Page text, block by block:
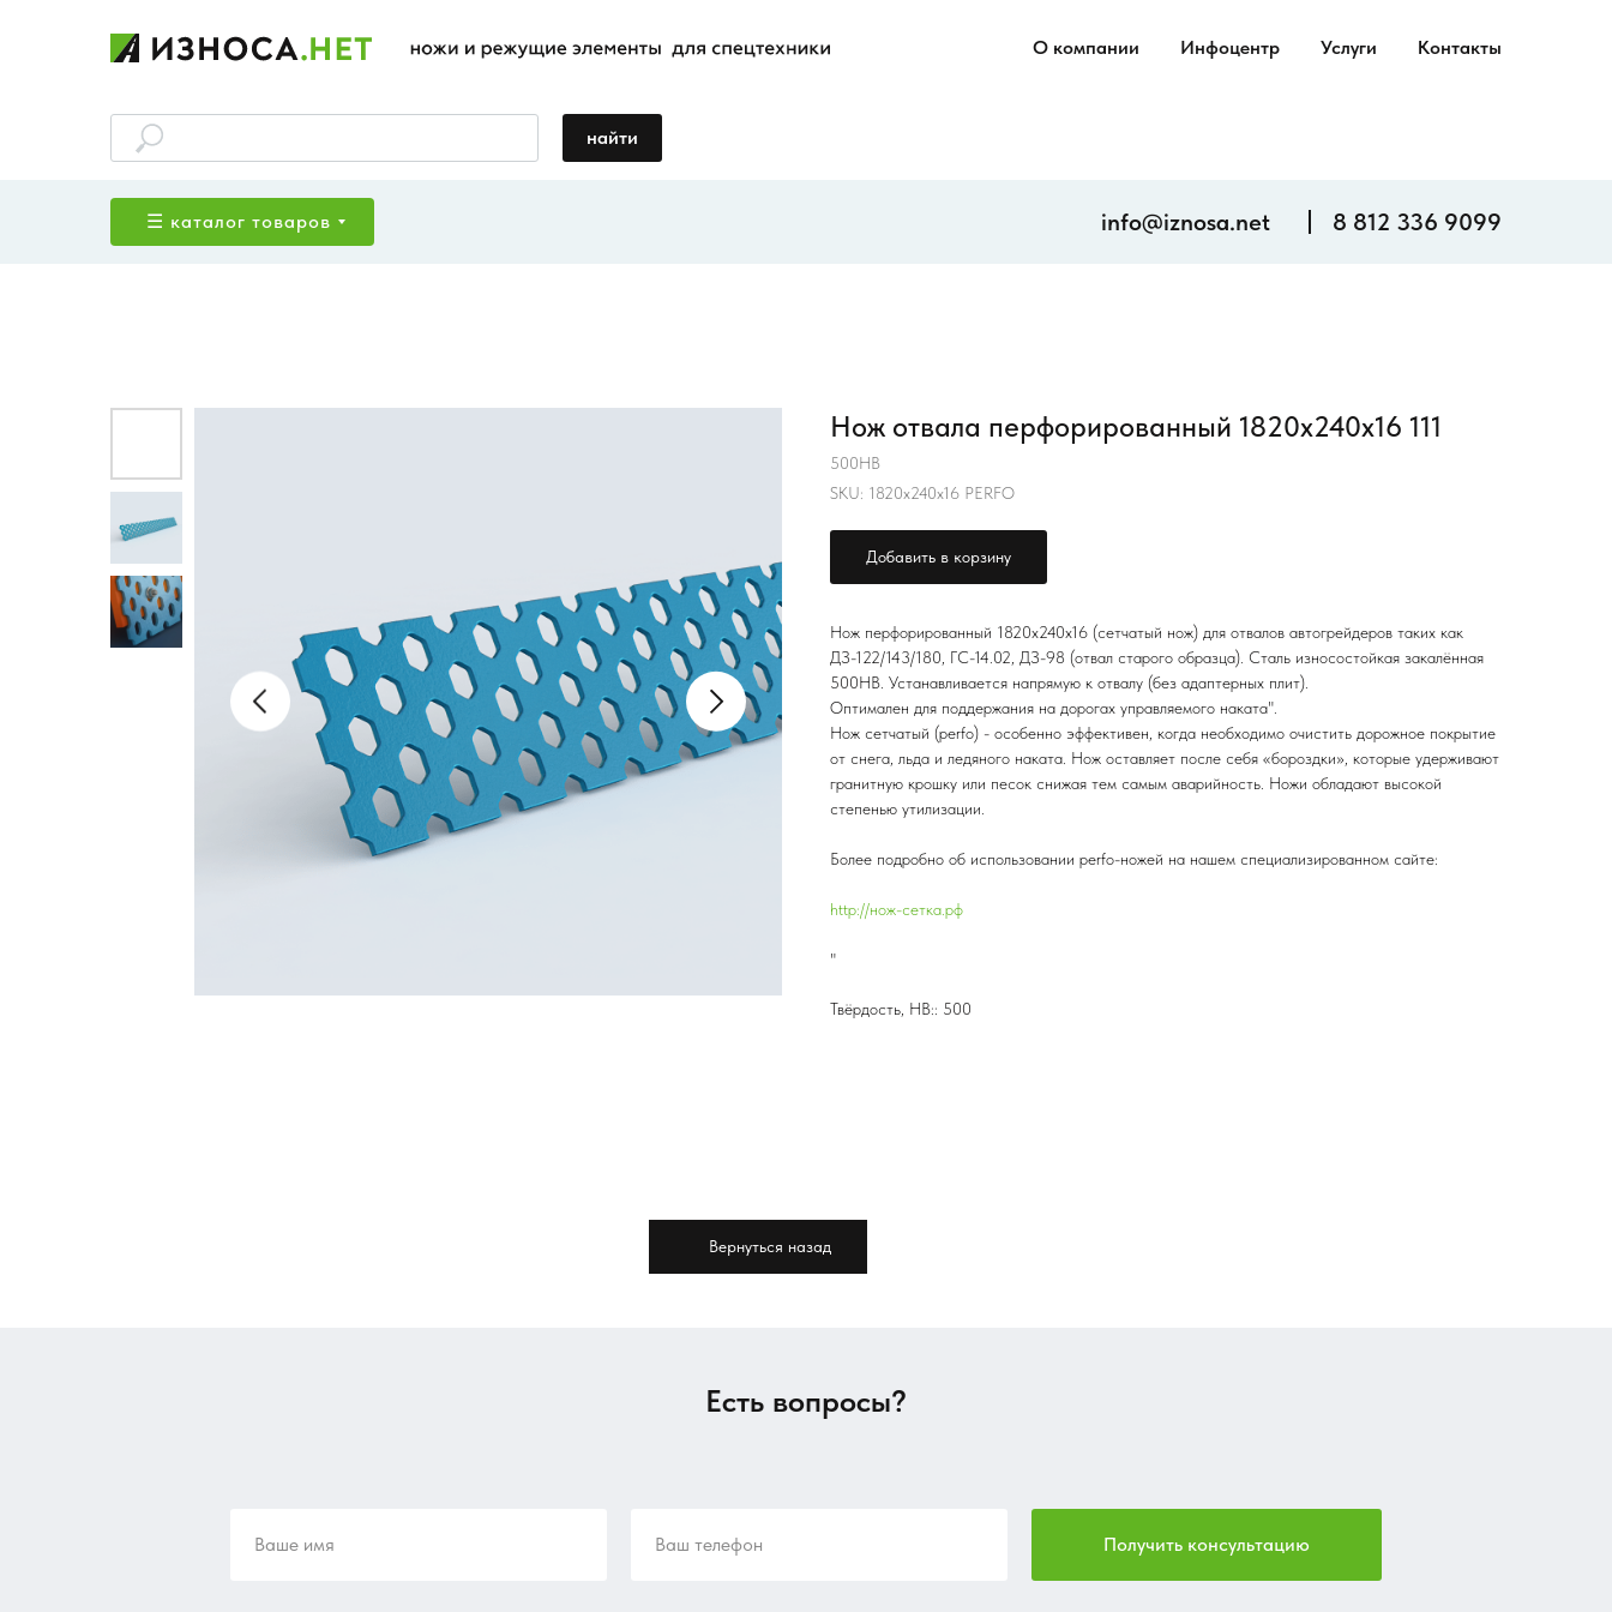
О компании Инфоцентр Услуги Контакты
найти
☰ каталог товаров 8 812 336 9099
info@iznosa.net
Нож отвала перфорированный 1820х240х16 111
500HB
SKU: 1820х240х16 PERFO
Добавить в корзину
Нож перфорированный 1820х240х16 (сетчатый нож) для отвалов автогрейдеров таких как
ДЗ-122/143/180, ГС-14.02, ДЗ-98 (отвал старого образца). Сталь износостойкая закалённая
500HB. Устанавливается напрямую к отвалу (без адаптерных плит).
Оптимален для поддержания на дорогах управляемого наката".
Нож сетчатый (perfo) - особенно эффективен, когда необходимо очистить дорожное покрытие
от снега, льда и ледяного наката. Нож оставляет после себя «бороздки», которые удерживают
гранитную крошку или песок снижая тем самым аварийность. Ножи обладают высокой
степенью утилизации.
Более подробно об использовании perfo-ножей на нашем специализированном сайте:
http://нож-сетка.рф
"
Твёрдость, HB:: 500
Вернуться назад
Есть вопросы?
Получить консультацию